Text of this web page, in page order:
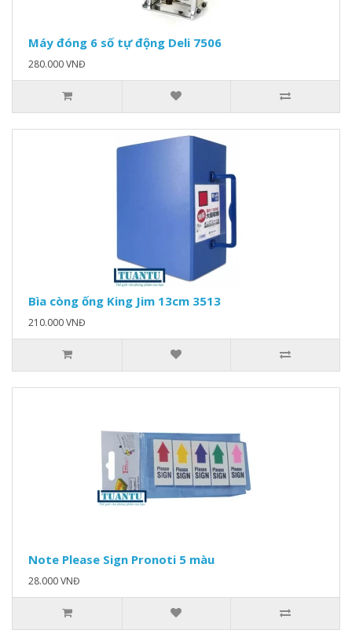
Máy đóng 6 số tự động Deli 7506
280.000 VNĐ
Bìa còng ống King Jim 13cm 3513
210.000 VNĐ
Note Please Sign Pronoti 5 màu
28.000 VNĐ